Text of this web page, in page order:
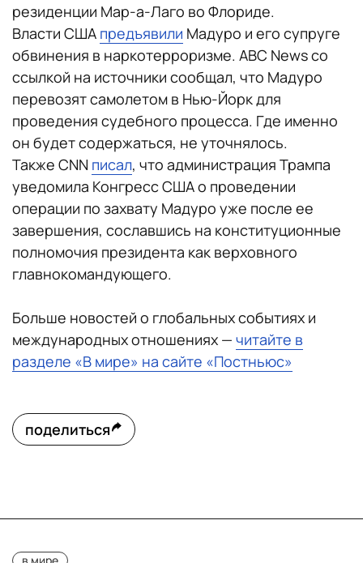
резиденции Мар-а-Лаго во Флориде.
Власти США предъявили Мадуро и его супруге
обвинения в наркотерроризме. ABC News со
ссылкой на источники сообщал, что Мадуро
перевозят самолетом в Нью-Йорк для
проведения судебного процесса. Где именно
он будет содержаться, не уточнялось.
Также CNN писал, что администрация Трампа
уведомила Конгресс США о проведении
операции по захвату Мадуро уже после ее
завершения, сославшись на конституционные
полномочия президента как верховного
главнокомандующего.
Больше новостей о глобальных событиях и
международных отношениях — читайте в
разделе «В мире» на сайте «Постньюс»
поделиться